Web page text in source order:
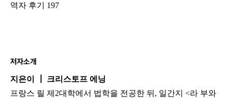
역자 후기 197
저자소개
지은이 ┃ 크리스토프 에닝
프랑스 릴 제2대학에서 법학을 전공한 뒤, 일간지 <라 부와